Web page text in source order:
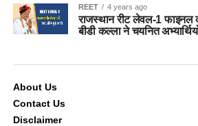
REET 4 years ago
राजस्थान रीट लेवल-1 फाइनल
बीडी कल्ला ने चयनित
About Us
Contact Us
Disclaimer